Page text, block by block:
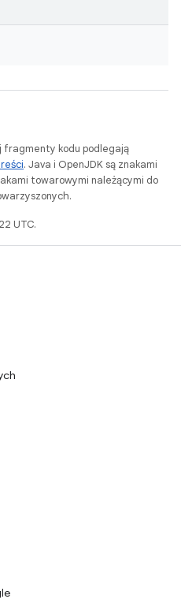
fragmenty kodu podlegają
. Java i OpenJDK są znakami
towarowymi należącymi do
UTC.